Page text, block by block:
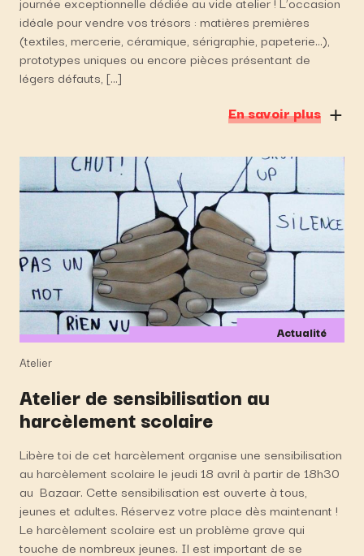
idéale pour vendre vos trésors : matières premières
(textiles, mercerie, céramique, sérigraphie, papeterie…),
prototypes uniques ou encore pièces présentant de
légers défauts, […]
En savoir plus
Actualité
Atelier
Atelier de sensibilisation au
harcèlement scolaire
Libère toi de cet harcèlement organise une sensibilisation
au harcèlement scolaire le jeudi 18 avril à partir de 18h30
au Bazaar. Cette sensibilisation est ouverte à tous,
jeunes et adultes. Réservez votre place dès maintenant !
Le harcèlement scolaire est un problème grave qui
touche de nombreux jeunes. Il est important de se